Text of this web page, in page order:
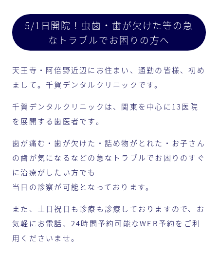
5/1日開院！虫歯・歯が欠けた等の急
なトラブルでお困りの方へ
天王寺・阿倍野近辺にお住まい、通勤の皆様、初め
まして。千賀デンタルクリニックです。
千賀デンタルクリニックは、関東を中心に13医院
を展開する歯医者です。
歯が痛む・歯が欠けた・詰め物がとれた・お子さん
の歯が気になるなどの急なトラブルでお困りのすぐ
に治療がしたい方でも
当日の診察が可能となっております。
また、土日祝日も診療も診療しておりますので、お
気軽にお電話、24時間予約可能なWEB予約をご利
用くださいませ。